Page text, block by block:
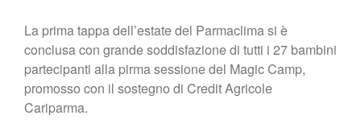
Biglietteria
Lo Stadio
Shop
La prima tappa dell’estate del Parmaclima si è
conclusa con grande soddisfazione di tutti i 27 bambini
partecipanti alla pirma sessione del Magic Camp,
promosso con il sostegno di Credit Agricole
Cariparma.